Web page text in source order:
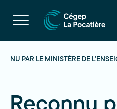
Ouvrir
la
navigation
PAR LE MINISTÈRE DE